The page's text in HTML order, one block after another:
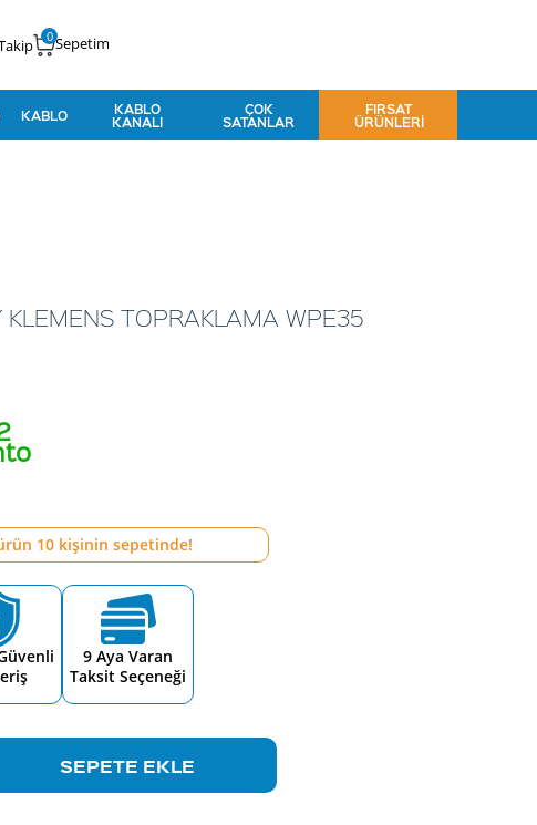
Sepetim
0
KABLO KABLO
KANALI
ÇOK
SATANLAR
FIRSAT
ÜRÜNLERI
KLEMENS TOPRAKLAMA WPE35
10kişinin sepetinde!
9 Aya Varan
Taksit Seçeneği
SEPETE EKLE